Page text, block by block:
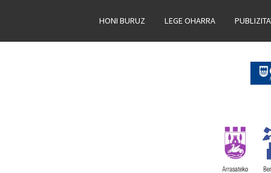
HONI BURUZ LEGE OHARRA